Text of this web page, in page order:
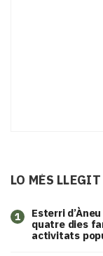
LO MÉS LLEGIT
1
Esterri
quatre dies
activitats